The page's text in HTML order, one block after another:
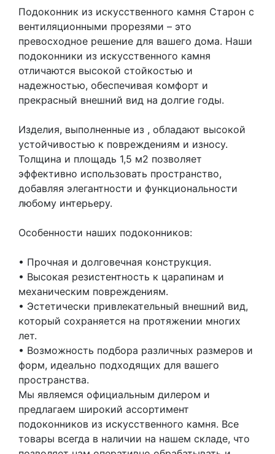
Подоконник из искусственного камня Старон с
вентиляционными прорезями – это
превосходное решение для вашего дома. Наши
подоконники из искусственного камня
отличаются высокой стойкостью и
надежностью, обеспечивая комфорт и
прекрасный внешний вид на долгие годы.
Изделия, выполненные из , обладают высокой
устойчивостью к повреждениям и износу.
Толщина и площадь 1,5 м2 позволяет
эффективно использовать пространство,
добавляя элегантности и функциональности
любому интерьеру.
Особенности наших подоконников:
• Прочная и долговечная конструкция.
• Высокая резистентность к царапинам и
механическим повреждениям.
• Эстетически привлекательный внешний вид,
который сохраняется на протяжении многих
лет.
• Возможность подбора различных размеров и
форм, идеально подходящих для вашего
пространства.
Мы являемся официальным дилером и
предлагаем широкий ассортимент
подоконников из искусственного камня. Все
товары всегда в наличии на нашем складе, что